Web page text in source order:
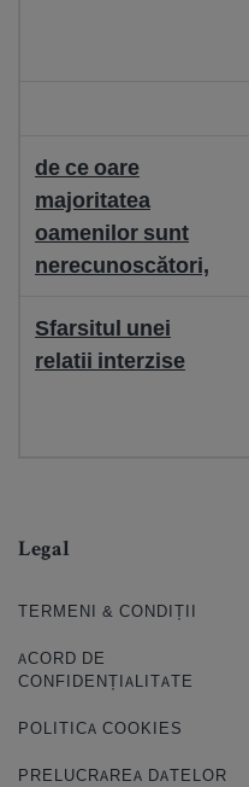
de ce oare
majoritatea
oamenilor sunt
nerecunoscători,
Sfarsitul unei
relatii interzise
Legal
TERMENI & CONDIȚII
ACORD DE
CONFIDENȚIALITATE
POLITICA COOKIES
PRELUCRAREA DATELOR